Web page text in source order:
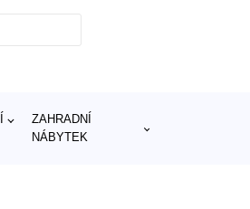
ZAHRADNÍ
NÁBYTEK